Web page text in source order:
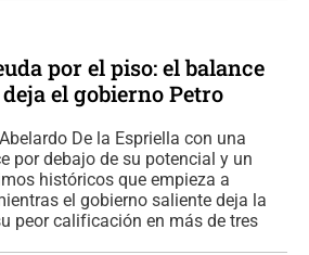
por el piso: el balance
el gobierno Petro
De la Espriella con una
por debajo de su potencial y un
históricos que empieza a
el gobierno saliente deja la
peor calificación en más de tres